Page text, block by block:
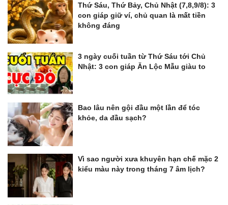
Thứ Sáu, Thứ Bảy, Chủ Nhật (7,8,9/8): 3
con giáp giữ ví, chủ quan là mất tiền
không đáng
3 ngày cuối tuần từ Thứ Sáu tới Chủ
Nhật: 3 con giáp Ăn Lộc Mẫu giàu to
Bao lâu nên gội đầu một lần để tóc
khỏe, da đầu sạch?
Vì sao người xưa khuyên hạn chế mặc 2
kiểu màu này trong tháng 7 âm lịch?